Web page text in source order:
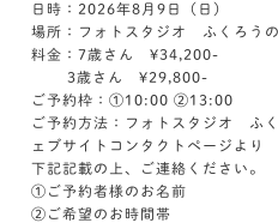
日時：2026年8月9日（日）
場所：フォトスタジオ ふくろう
料金：7歳さん ¥34,200-
3歳さん ¥29,800-
ご予約枠：①10:00 ②13:00
ご予約方法：フォトスタジオ ふ
ェブサイトコンタクトページより
下記記載の上、ご連絡ください。
①ご予約者様のお名前
②ご希望のお時間帯